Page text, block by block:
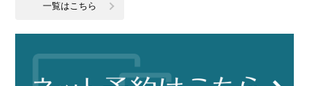
一覧はこちら